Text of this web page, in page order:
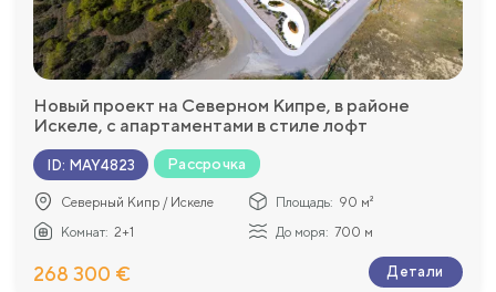
Новый проект на Северном Кипре, в районе
Искеле, с апартаментами в стиле лофт
ID: MAY4823 Рассрочка
Северный Кипр / Искеле Площадь: 90 м²
Комнат: 2+1 До моря: 700 м
268 300 € Детали